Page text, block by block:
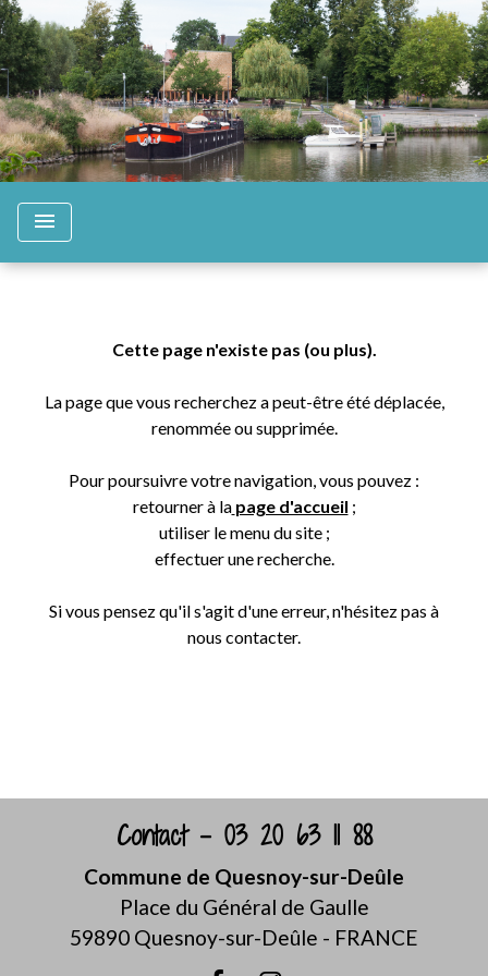
menu
Cette page n'existe pas (ou plus).
La page que vous recherchez a peut-être été déplacée,
renommée ou supprimée.
Pour poursuivre votre navigation, vous pouvez :
retourner à la page d'accueil ;
utiliser le menu du site ;
effectuer une recherche.
Si vous pensez qu'il s'agit d'une erreur, n'hésitez pas à
nous contacter.
Contact - 03 20 63 11 88
Commune de Quesnoy-sur-Deûle
Place du Général de Gaulle
59890 Quesnoy-sur-Deûle - FRANCE